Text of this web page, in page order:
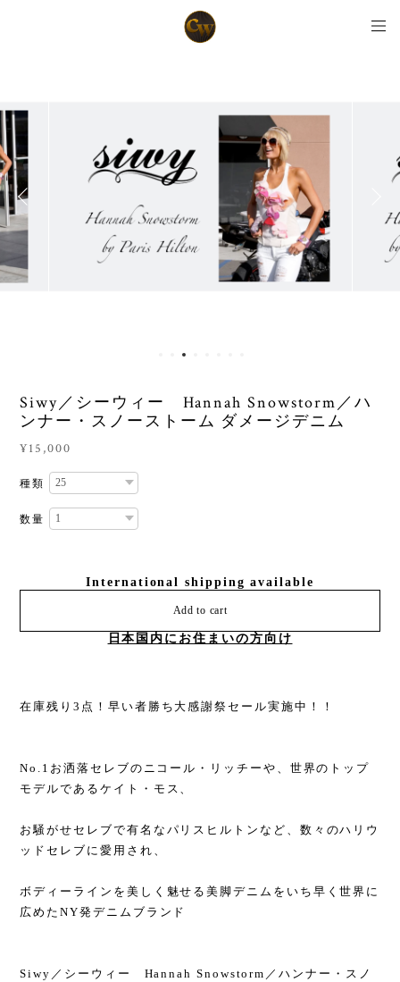
Siwy／シーウィー Hannah Snowstorm／ハ
ンナー・スノーストーム ダメージデニム
¥15,000
種類
数量
International shipping available
Add to cart
日本国内にお住まいの方向け
在庫残り3点！早い者勝ち大感謝祭セール実施中！！
No.1お洒落セレブのニコール・リッチーや、世界のトップ
モデルであるケイト・モス、
お騒がせセレブで有名なパリスヒルトンなど、数々のハリウ
ッドセレブに愛用され、
ボディーラインを美しく魅せる美脚デニムをいち早く世界に
広めたNY発デニムブランド
Siwy／シーウィー Hannah Snowstorm／ハンナー・スノ